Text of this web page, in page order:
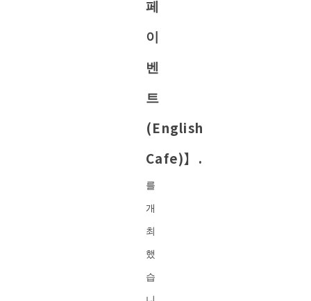
페
이
벤
트
(English
Cafe)】.
를
개
최
했
습